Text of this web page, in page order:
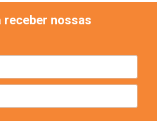
receber nossas